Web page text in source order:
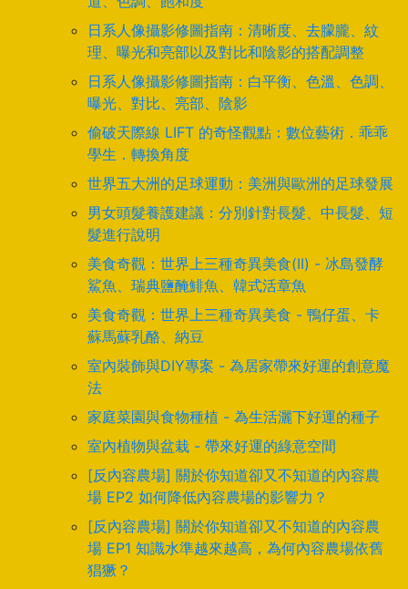
日系人像攝影修圖指南：清晰度、去朦朧、紋
理、曝光和亮部以及對比和陰影的搭配調整
日系人像攝影修圖指南：白平衡、色溫、色調、
曝光、對比、亮部、陰影
偷破天際線 LIFT 的奇怪觀點：數位藝術．乖乖
學生．轉換角度
世界五大洲的足球運動：美洲與歐洲的足球發展
男女頭髮養護建議：分別針對長髮、中長髮、短
髮進行說明
美食奇觀：世界上三種奇異美食(II) - 冰島發酵
鯊魚、瑞典鹽醃鯡魚、韓式活章魚
美食奇觀：世界上三種奇異美食 - 鴨仔蛋、卡
蘇馬蘇乳酪、納豆
室內裝飾與DIY專案 - 為居家帶來好運的創意魔
法
家庭菜園與食物種植 - 為生活灑下好運的種子
室內植物與盆栽 - 帶來好運的綠意空間
[反內容農場] 關於你知道卻又不知道的內容農
場 EP2 如何降低內容農場的影響力？
[反內容農場] 關於你知道卻又不知道的內容農
場 EP1 知識水準越來越高，為何內容農場依舊
猖獗？